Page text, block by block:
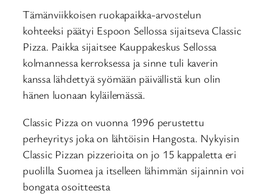
Tämänviikkoisen ruokapaikka-arvostelun
kohteeksi päätyi Espoon Sellossa sijaitseva Classic
Pizza. Paikka sijaitsee Kauppakeskus Sellossa
kolmannessa kerroksessa ja sinne tuli kaverin
kanssa lähdettyä syömään päivällistä kun olin
hänen luonaan kyläilemässä.
Classic Pizza on vuonna 1996 perustettu
perheyritys joka on lähtöisin Hangosta. Nykyisin
Classic Pizzan pizzerioita on jo 15 kappaletta eri
puolilla Suomea ja itselleen lähimmän sijainnin voi
bongata osoitteesta